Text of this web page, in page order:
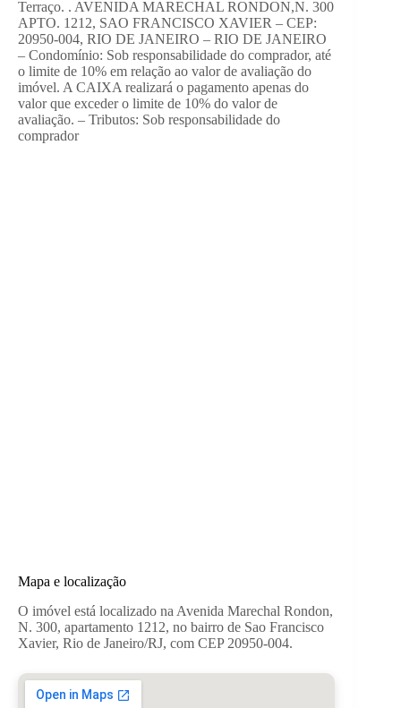
Terraço. . AVENIDA MARECHAL RONDON,N. 300
APTO. 1212, SAO FRANCISCO XAVIER – CEP:
20950-004, RIO DE JANEIRO – RIO DE JANEIRO
– Condomínio: Sob responsabilidade do comprador, até
o limite de 10% em relação ao valor de avaliação do
imóvel. A CAIXA realizará o pagamento apenas do
valor que exceder o limite de 10% do valor de
avaliação. – Tributos: Sob responsabilidade do
comprador
Mapa e localização
O imóvel está localizado na Avenida Marechal Rondon,
N. 300, apartamento 1212, no bairro de Sao Francisco
Xavier, Rio de Janeiro/RJ, com CEP 20950-004.